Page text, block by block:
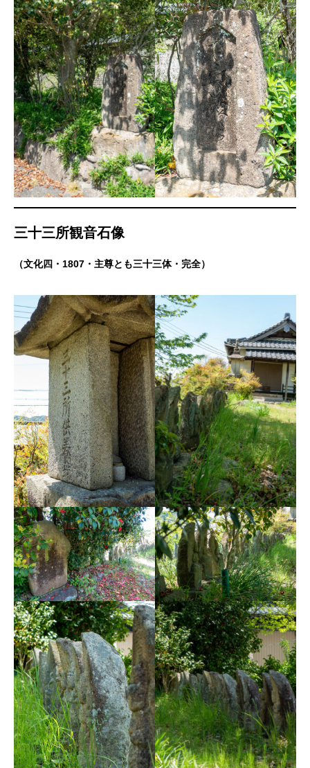
三十三所観音石像
（文化四・1807・主尊とも三十三体・完全）